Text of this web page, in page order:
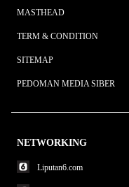
MASTHEAD
TERM & CONDITION
SITEMAP
PEDOMAN MEDIA SIBER
NETWORKING
Liputan6.com